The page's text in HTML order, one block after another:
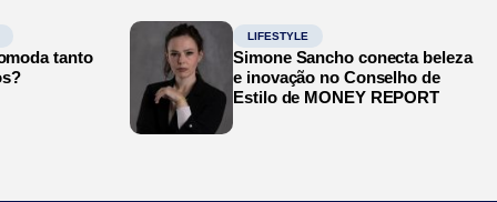
tanto
LIFESTYLE
Simone Sancho conecta beleza
e inovação no Conselho de
Estilo de MONEY REPORT